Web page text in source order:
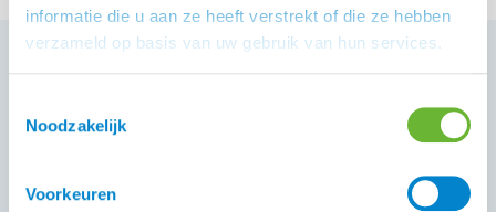
informatie die u aan ze heeft verstrekt of die ze hebben
verzameld op basis van uw gebruik van hun services.
Noodzakelijk
Voorkeuren
Heb je een vraag aan de Atorka Klantenservice? Op
veelgestelde vragen.
Staat je antwoord daar niet bij, vraag het ons gerust.